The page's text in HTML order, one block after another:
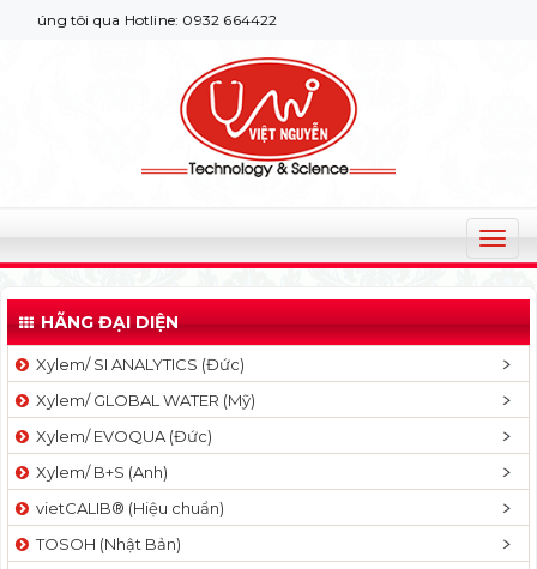
tôi qua Hotline: 0932 664422
T
o
g
l
v
a
t
HÃNG ĐẠI DIỆN
Xylem/ SI ANALYTICS (Đức)
Xylem/ GLOBAL WATER (Mỹ)
Xylem/ EVOQUA (Đức)
Xylem/ B+S (Anh)
vietCALIB® (Hiệu chuẩn)
TOSOH (Nhật Bản)